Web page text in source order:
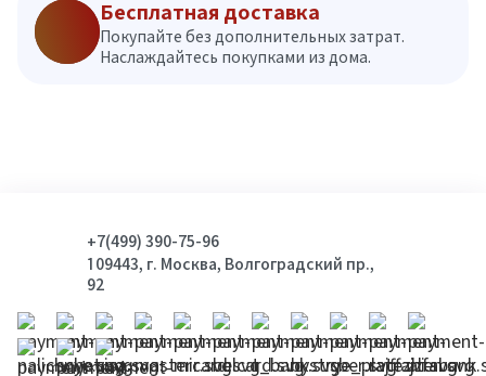
Бесплатная доставка
Покупайте без дополнительных затрат.
Наслаждайтесь покупками из дома.
+7(499) 390-75-96
109443, г. Москва, Волгоградский пр.,
92